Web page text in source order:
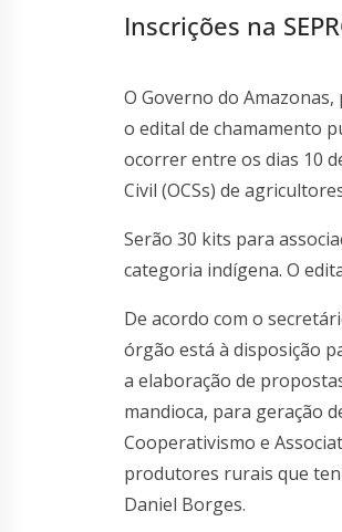
Inscrições na
O Governo do
o edital de chamamento
ocorrer entre os dias 10
Civil (OCSs) de
Serão 30 kits para
categoria indígena. O
De acordo com o
órgão está à disposição
a elaboração de
mandioca, para geração
Cooperativismo e
produtores rurais que
Daniel Borges.